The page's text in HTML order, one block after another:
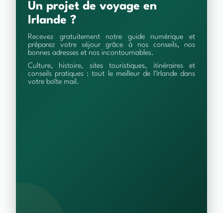
Un projet de voyage en
Irlande ?
Recevez gratuitement notre guide numérique et
préparez votre séjour grâce à nos conseils, nos
bonnes adresses et nos incontournables.
Culture, histoire, sites touristiques, itinéraires et
conseils pratiques : tout le meilleur de l'Irlande dans
votre boîte mail.